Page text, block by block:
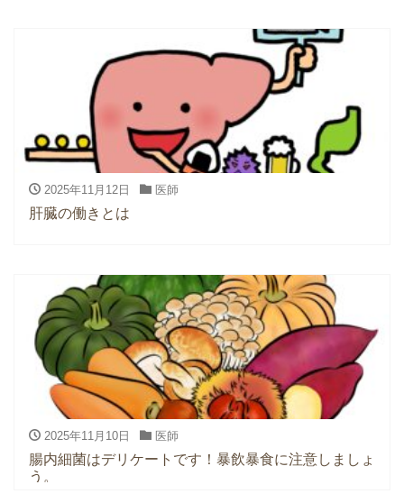
2025年11月12日 医師
肝臓の働きとは
2025年11月10日 医師
腸内細菌はデリケートです！暴飲暴食に注意しましょ
う。